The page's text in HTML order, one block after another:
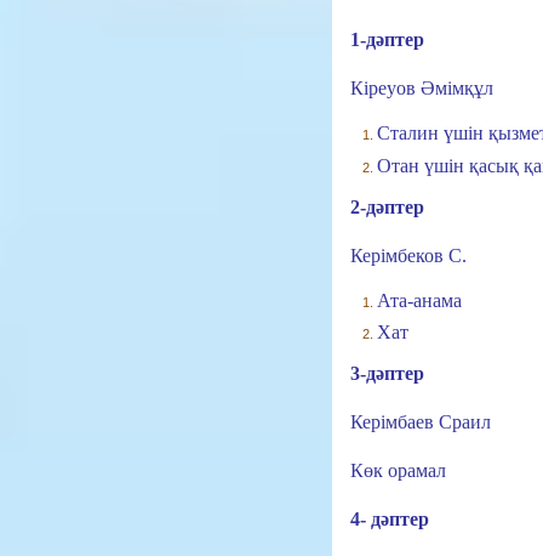
1-дәптер
Кіреуов Әмімқұл
Сталин үшін
Отан үшін қасық
2-дәптер
Керімбеков С.
Ата-анама
Хат
3-дәптер
Керімбаев Сраил
Көк орамал
4- дәптер